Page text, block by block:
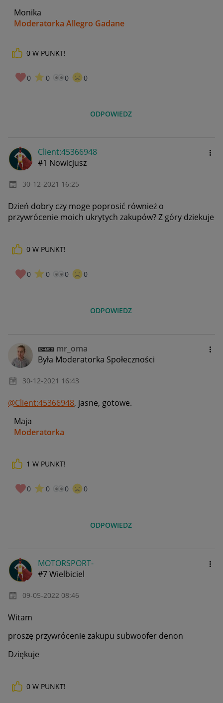
Monika
Moderatorka Allegro Gadane
0 W PUNKT!
0 0 0 0
ODPOWIEDZ
Client:45366948
#1 Nowicjusz
‎30-12-2021 16:25
Dzień dobry czy moge poprosić również o
przywrócenie moich ukrytych zakupów? Z góry dziekuje
0 W PUNKT!
0 0 0 0
ODPOWIEDZ
mr_oma
Była Moderatorka Społeczności
‎30-12-2021 16:43
@Client:45366948, jasne, gotowe.
Maja
Moderatorka
_____________
1 W PUNKT!
0 0 0 0
ODPOWIEDZ
MOTORSPORT-
#7 Wielbiciel
‎09-05-2022 08:46
Witam
proszę przywrócenie zakupu subwoofer denon
Dziękuje
0 W PUNKT!